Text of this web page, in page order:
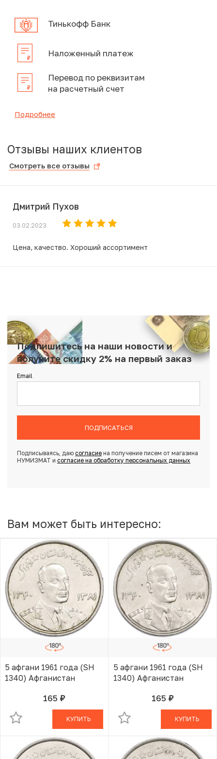
Тинькофф Банк
Наложенный платеж
Перевод по реквизитам
на расчетный счет
Подробнее
Отзывы наших клиентов
Смотреть все отзывы
Дмитрий Пухов
03.02.2023
Цена, качество. Хороший ассортимент
Подпишитесь на наши новости и
получите скидку 2% на первый заказ
Email
ПОДПИСАТЬСЯ
Подписываясь, даю согласиена получение писем от магазина
НУМИЗМАТ и согласие на обработку персональных данных
Вам может быть интересно:
5 афгани 1961 года (SH
1340) Афганистан
165 руб.В КОРЗИНЕ
КУПИТЬ
5 афгани 1961 года (SH
1340) Афганистан
165 руб.В КОРЗИНЕ
КУПИТЬ